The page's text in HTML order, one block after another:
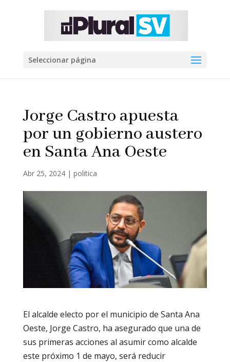
Seleccionar página
Jorge Castro apuesta
por un gobierno austero
en Santa Ana Oeste
Abr 25, 2024| politica
El alcalde electo por el municipio de Santa Ana
Oeste, Jorge Castro, ha asegurado que una de
sus primeras acciones al asumir como alcalde
este próximo 1 de mayo, será reducir